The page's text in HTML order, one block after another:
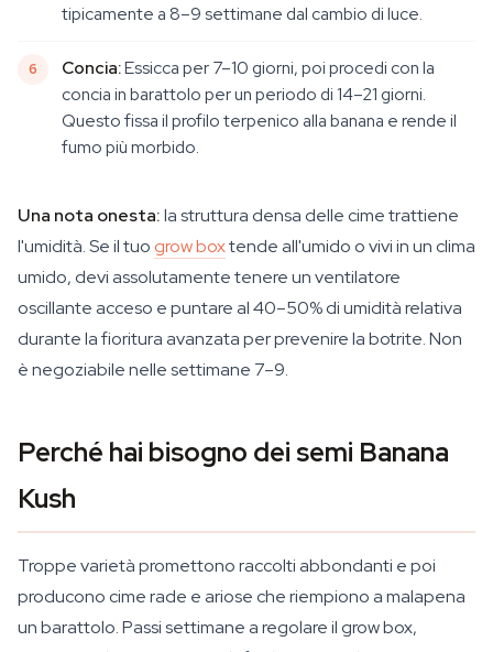
tipicamente a 8–9 settimane dal cambio di luce.
Concia:Essicca per 7–10 giorni, poi procedi con la
concia in barattolo per un periodo di 14–21 giorni.
Questo fissa il profilo terpenico alla banana e rende il
fumo più morbido.
Una nota onesta:la struttura densa delle cime trattiene
l'umidità. Se il tuo grow boxtende all'umido o vivi in un clima
umido, devi assolutamente tenere un ventilatore
oscillante acceso e puntare al 40–50% di umidità relativa
durante la fioritura avanzata per prevenire la botrite. Non
è negoziabile nelle settimane 7–9.
Perché hai bisogno dei semi Banana
Kush
Troppe varietà promettono raccolti abbondanti e poi
producono cime rade e ariose che riempiono a malapena
un barattolo. Passi settimane a regolare il grow box,